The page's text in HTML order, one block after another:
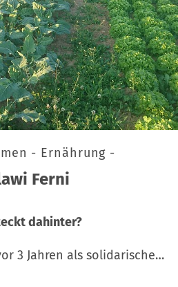
- Ernährung -
Ferni
dahinter?
3 Jahren als solidarische…